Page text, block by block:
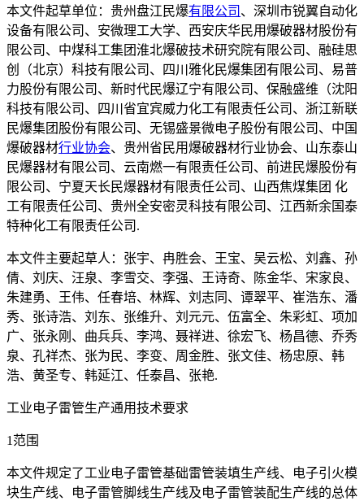
本文件起草单位：贵州盘江民爆有限公司 、深圳市锐翼自动化
设备有限公司、安微理工大学、西安庆华民用爆破器材股份有
限公司、中煤科工集团淮北爆破技术研究院有限公司、融硅思
创（北京）科技有限公司、四川雅化民爆集团有限公司、易普
力股份有限公司、新时代民爆辽宁有限公司、保融盛维（沈阳
科技有限公司、四川省宜宾威力化工有限责任公司、浙江新联
民爆集团股份有限公司、无锡盛景微电子股份有限公司、中国
爆破器材行业协会、贵州省民用爆破器材行业协会、山东泰山
民爆器材有限公司、云南燃一有限责任公司、前进民爆股份有
限公司、宁夏天长民爆器材有限责任公司、山西焦煤集团 化
工有限责任公司、贵州全安密灵科技有限公司、江西新余国泰
特种化工有限责任公司.
本文件主要起草人：张宇、冉胜会、王宝、吴云松、刘鑫、孙
倩、刘庆、汪泉、李雪交、李强、王诗奇、陈金华、宋家良、
朱建勇、王伟、任春培、林辉、刘志同、谭翠平、崔浩东、潘
秀、张诗浩、刘东、张维升、刘元元、伍富全、朱彩虹、项加
广、张永刚、曲兵兵、李鸿、聂祥进、徐宏飞、杨昌德、乔秀
泉、孔祥杰、张为民、李变、周金胜、张文佳、杨忠原、韩
浩、黄圣专、韩延江、任泰昌、张艳.
工业电子雷管生产通用技术要求
1范围
本文件规定了工业电子雷管基础雷管装填生产线、电子引火模
块生产线、电子雷管脚线生产线及电子雷管装配生产线的总体